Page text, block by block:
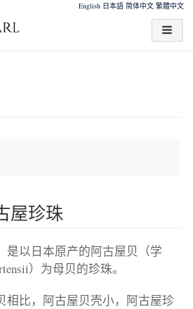
English 日本語 简体中文 繁體中文
屋珍珠
是以日本原产的阿古屋贝（学
）为母贝的珍珠。
相比，阿古屋贝壳小，阿古屋珍